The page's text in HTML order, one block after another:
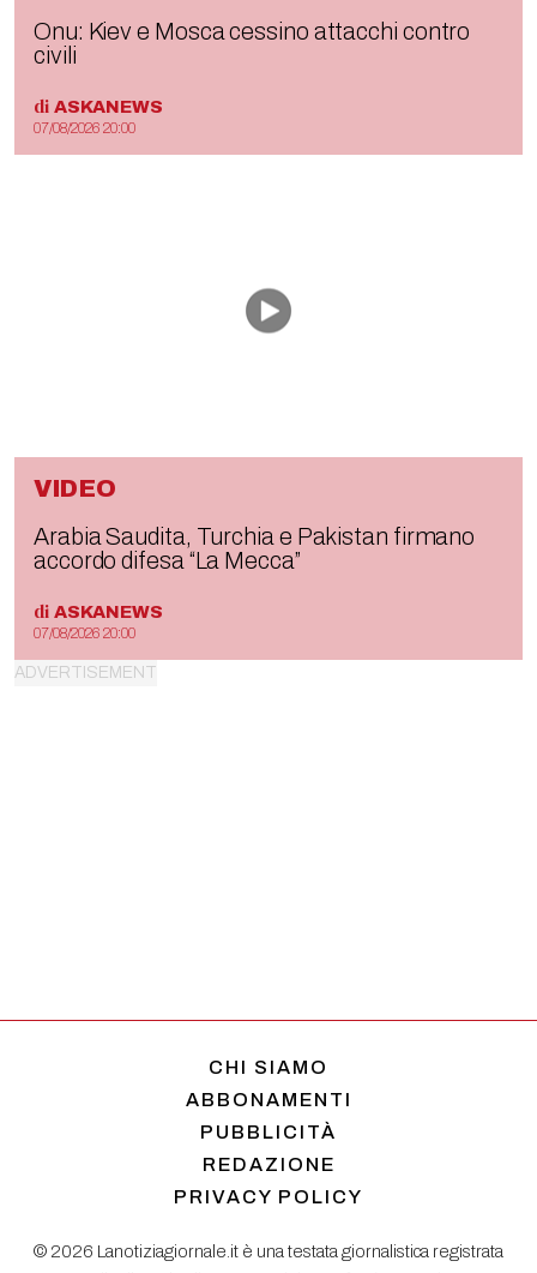
Onu: Kiev e Mosca cessino attacchi contro
civili
di ASKANEWS
07/08/2026 20:00
VIDEO
Arabia Saudita, Turchia e Pakistan firmano
accordo difesa “La Mecca”
di ASKANEWS
07/08/2026 20:00
CHI SIAMO
ABBONAMENTI
PUBBLICITÀ
REDAZIONE
PRIVACY POLICY
© 2026 Lanotiziagiornale.it è una testata giornalistica registrata